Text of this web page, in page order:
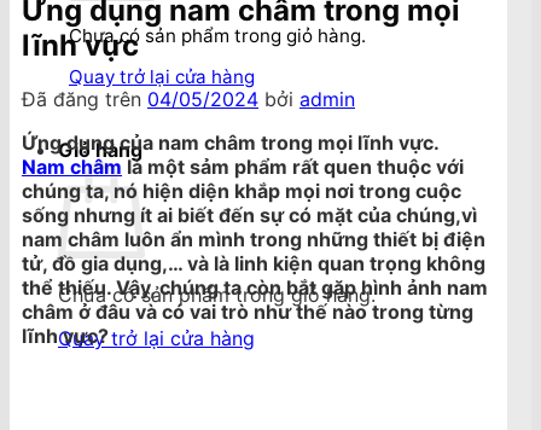
Chưa có sản phẩm trong giỏ hàng.
Quay trở lại cửa hàng
Giỏ hàng
Chưa có sản phẩm trong giỏ hàng.
Quay trở lại cửa hàng
Ứng dụng nam châm trong mọi
lĩnh vực
Đã đăng trên 04/05/2024 bởi admin
Ứng dụng của nam châm trong mọi lĩnh vực.
Nam châm là một sảm phẩm rất quen thuộc với
chúng ta, nó hiện diện khắp mọi nơi trong cuộc
sống nhưng ít ai biết đến sự có mặt của chúng,vì
nam châm luôn ẩn mình trong những thiết bị điện
tử, đồ gia dụng,… và là linh kiện quan trọng không
thể thiếu. Vậy, chúng ta còn bắt gặp hình ảnh nam
châm ở đâu và có vai trò như thế nào trong từng
lĩnh vực?